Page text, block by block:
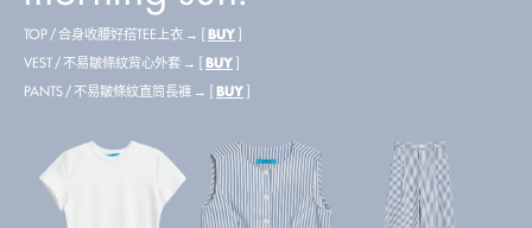
TOP / 合身收腰好搭TEE上衣 → [BUY]
VEST / 不易皺條紋背心外套 → [BUY]
PANTS / 不易皺條紋直筒長褲 → [BUY]